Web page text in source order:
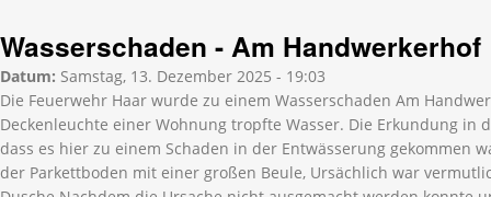
Wasserschaden - Am Handwerkerhof
Datum: Samstag, 13. Dezember 2025 - 19:03
Die Feuerwehr Haar wurde zu einem Wasserschaden Am
Deckenleuchte einer Wohnung tropfte Wasser. Die Erkundung in
dass es hier zu einem Schaden in der Entwässerung gekommen
der Parkettboden mit einer großen Beule, Ursächlich war